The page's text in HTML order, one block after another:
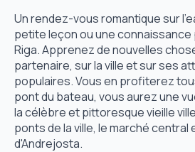
Un rendez-vous romantique sur
petite leçon ou une
Riga. Apprenez de nouvelles
partenaire, sur la ville et sur ses
populaires. Vous en profiterez
pont du bateau, vous aurez une
la célèbre et pittoresque vieille
ponts de la ville, le marché central
d'Andrejosta.